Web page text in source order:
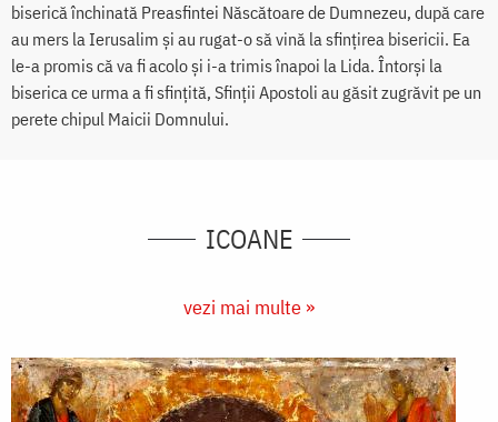
biserică închinată Preasfintei Născătoare de Dumnezeu, după care
au mers la Ierusalim și au rugat-o să vină la sfințirea bisericii. Ea
le-a promis că va fi acolo şi i-a trimis înapoi la Lida. Întorşi la
biserica ce urma a fi sfinţită, Sfinţii Apostoli au găsit zugrăvit pe un
perete chipul Maicii Domnului.
ICOANE
vezi mai multe »